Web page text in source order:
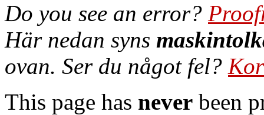
Do you see an error?
Här nedan syns
ovan. Ser du något fel?
This page has never been